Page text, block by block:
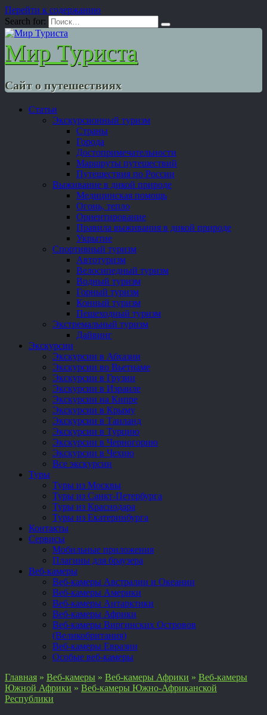
Перейти к содержанию
Search for:
Мир Туриста
Сайт о путешествиях
Статьи
Экскурсионный туризм
Страны
Города
Достопримечательности
Маршруты путешествий
Путешествия по России
Выживание в дикой природе
Медицинская помощь
Огонь, тепло
Ориентирование
Правила выживания в дикой природе
Укрытие
Спортивный туризм
Автотуризм
Велосипедный туризм
Водный туризм
Горный туризм
Конный туризм
Пешеходный туризм
Экстремальный туризм
Дайвинг
Экскурсии
Экскурсии в Абхазии
Экскурсии во Вьетнаме
Экскурсии в Грузии
Экскурсии в Израиле
Экскурсии на Кипре
Экскурсии в Крыму
Экскурсии в Таиланд
Экскурсии в Турцию
Экскурсии в Черногорию
Экскурсии в Чехию
Все экскурсии
Туры
Туры из Москвы
Туры из Санкт-Петербурга
Туры из Краснодара
Туры из Екатеринбурга
Контакты
Сервисы
Мобильные приложения
Плагины для браузера
Веб-камеры
Веб-камеры Австралии и Океании
Веб-камеры Америки
Веб-камеры Антарктики
Веб-камеры Африки
Веб-камеры Виргинских Островов
(Великобритания)
Веб-камеры Евразии
Особые веб-камеры
Главная » Веб-камеры » Веб-камеры Африки » Веб-камеры
Южной Африки » Веб-камеры Южно-Африканской
Республики